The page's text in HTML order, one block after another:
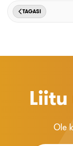
TAGASI
Ole